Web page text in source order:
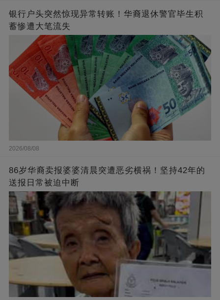
银行户头突然惊现异常转账！华裔退休警官毕生积
蓄惨遭大笔流失
2026/08/08
86岁华裔卖报婆婆清晨突遭恶劣横祸！坚持42年的
送报日常被迫中断